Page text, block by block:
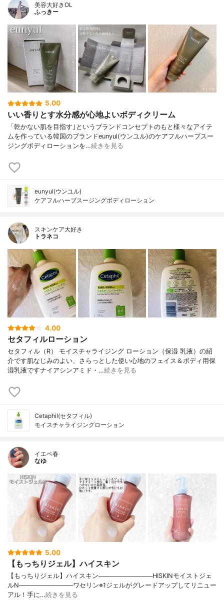
美容大好きOL
ふっきー
5.00
いい香りとす水分感が心地よいボディクリーム
「乾かない肌を目指す｣というブランドコンセプトのもと様々なアイテ
ムを作っている韓国のブランドeunyul(ウンユル)のケアフルハーブスー
ジングボディローションを…続きを見る
eunyul(ウンユル)
ケアフルハーブスージングボディローション
スキンケア大好き
トラネコ
4.00
セタフィルローション
セタフィル（R） モイスチャライジング ローション（保湿 乳液）の紹
介です肌なじみのよい、さらっとした使い心地のフェイス＆ボディ用保
湿乳液ですナイアシンアミド・…続きを見る
Cetaphil(セタフィル)
モイスチャライジングローション
イエベ春
なゆ
5.00
【もっちりジェル】ハイスキン
【もっちりジェル】ハイスキン────────────HISKINモイストジェ
ルN────────────ワセリン※1ジェルがグレードアップしてリニュー
アル！手に…続きを見る